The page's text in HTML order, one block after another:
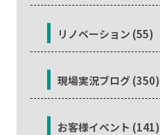
リノベーション (55)
現場実況ブログ (350)
お客様イベント (141)